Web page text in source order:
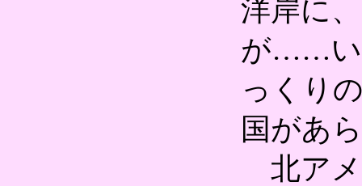
洋岸に
が……い
っくり
国があ
北アメ